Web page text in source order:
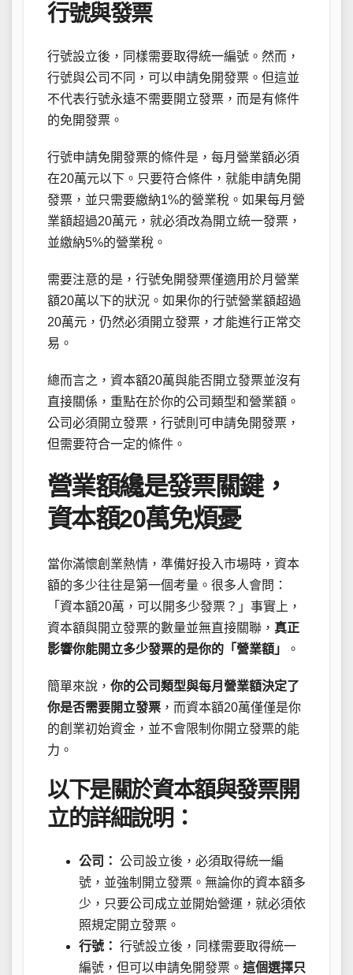
行號與發票
行號設立後，同樣需要取得統一編號。然而，
行號與公司不同，可以申請免開發票。但這並
不代表行號永遠不需要開立發票，而是有條件
的免開發票。
行號申請免開發票的條件是，每月營業額必須
在20萬元以下。只要符合條件，就能申請免開
發票，並只需要繳納1%的營業稅。如果每月營
業額超過20萬元，就必須改為開立統一發票，
並繳納5%的營業稅。
需要注意的是，行號免開發票僅適用於月營業
額20萬以下的狀況。如果你的行號營業額超過
20萬元，仍然必須開立發票，才能進行正常交
易。
總而言之，資本額20萬與能否開立發票並沒有
直接關係，重點在於你的公司類型和營業額。
公司必須開立發票，行號則可申請免開發票，
但需要符合一定的條件。
營業額纔是發票關鍵，
資本額20萬免煩憂
當你滿懷創業熱情，準備好投入市場時，資本
額的多少往往是第一個考量。很多人會問：
「資本額20萬，可以開多少發票？」事實上，
資本額與開立發票的數量並無直接關聯， 真正
影響你能開立多少發票的是你的「營業額」
。
簡單來說， 你的公司類型與每月營業額決定了
你是否需要開立發票 ，而資本額20萬僅僅是你
的創業初始資金，並不會限制你開立發票的能
力。
以下是關於資本額與發票開
立的詳細說明：
公司： 公司設立後，必須取得統一編
號，並強制開立發票。無論你的資本額多
少，只要公司成立並開始營運，就必須依
照規定開立發票。
行號： 行號設立後，同樣需要取得統一
編號，但可以申請免開發票。 這個選擇只